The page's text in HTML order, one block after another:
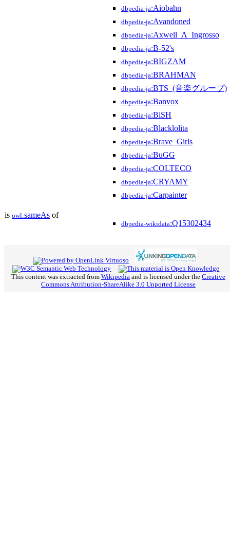
dbpedia-ja:Aiobahn
dbpedia-ja:Avandoned
dbpedia-ja:Axwell_Λ_Ingrosso
dbpedia-ja:B-52's
dbpedia-ja:BIGZAM
dbpedia-ja:BRAHMAN
dbpedia-ja:BTS_(音楽グループ)
dbpedia-ja:Banvox
dbpedia-ja:BiSH
dbpedia-ja:Blacklolita
dbpedia-ja:Brave_Girls
dbpedia-ja:BuGG
dbpedia-ja:COLTECO
dbpedia-ja:CRYAMY
dbpedia-ja:Carpainter
is owl:sameAs of
dbpedia-wikidata:Q15302434
This content was extracted from Wikipedia and is licensed under the Creative
Commons Attribution-ShareAlike 3.0 Unported License